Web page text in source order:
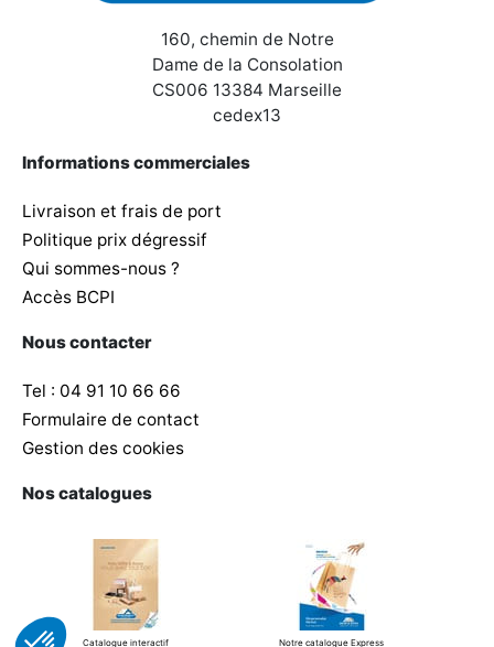
160, chemin de Notre
Dame de la Consolation
CS006 13384 Marseille
cedex13
Informations commerciales
Livraison et frais de port
Politique prix dégressif
Qui sommes-nous ?
Accès BCPI
Nous contacter
Tel : 04 91 10 66 66
Formulaire de contact
Gestion des cookies
Nos catalogues
Catalogue interactif Notre catalogue Express